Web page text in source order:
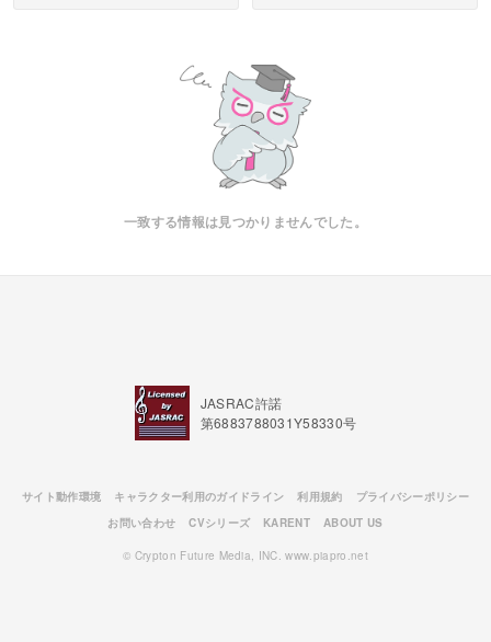
一致する情報は見つかりませんでした。
JASRAC許諾
第6883788031Y58330号
サイト動作環境 キャラクター利用のガイドライン 利用規約
プライバシーポリシー
お問い合わせ
CVシリーズ KARENT ABOUT US
© Crypton Future Media, INC. www.piapro.net